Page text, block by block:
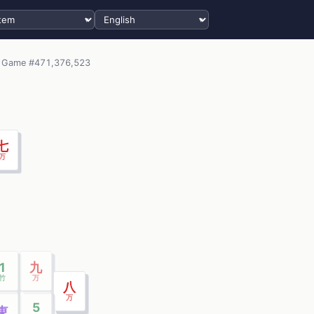
Select language
Game #471,376,523
九
万
5
八
万